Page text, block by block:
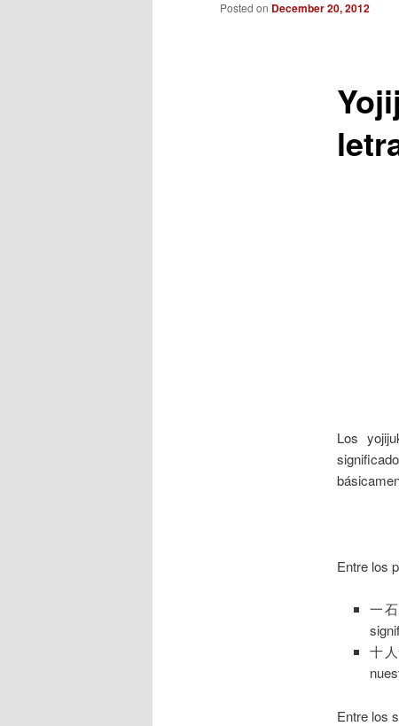
Posted on December 20, 2012
Los
Entre los
一
十
Entre los